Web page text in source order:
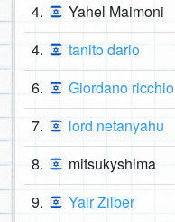
4. Yahel Maimoni
4. tanito dario
6. Giordano ricchio
7. lord netanyahu
8. mitsukyshima
9. Yair Zilber